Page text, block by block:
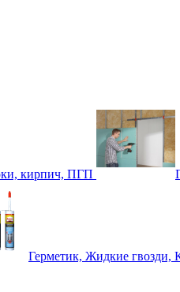
кирпич, ПГП
Герметик, Жидкие